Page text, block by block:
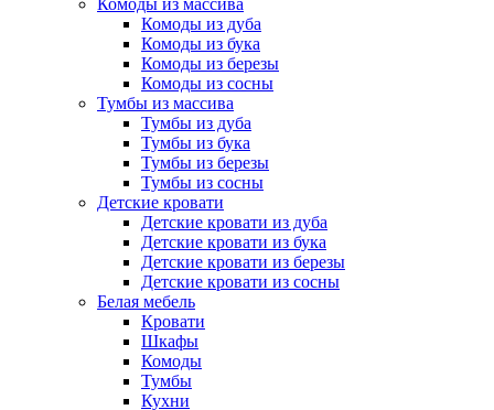
Комоды из массива
Комоды из дуба
Комоды из бука
Комоды из березы
Комоды из сосны
Тумбы из массива
Тумбы из дуба
Тумбы из бука
Тумбы из березы
Тумбы из сосны
Детские кровати
Детские кровати из дуба
Детские кровати из бука
Детские кровати из березы
Детские кровати из сосны
Белая мебель
Кровати
Шкафы
Комоды
Тумбы
Кухни